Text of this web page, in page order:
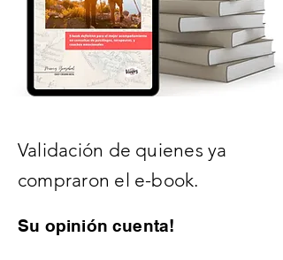
Validación de quienes ya
compraron el e-book.
Su opinión cuenta!